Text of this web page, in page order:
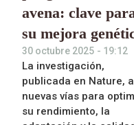
avena: clave
su mejora
30 octubre 2025 - 19:12
La investigación,
publicada en Nature,
nuevas vías para
su rendimiento, la